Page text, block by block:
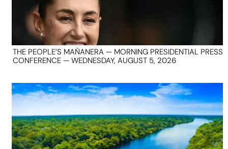
THE PEOPLE’S MAÑANERA — MORNING PRESIDENTIAL PRESS
CONFERENCE — WEDNESDAY, AUGUST 5, 2026